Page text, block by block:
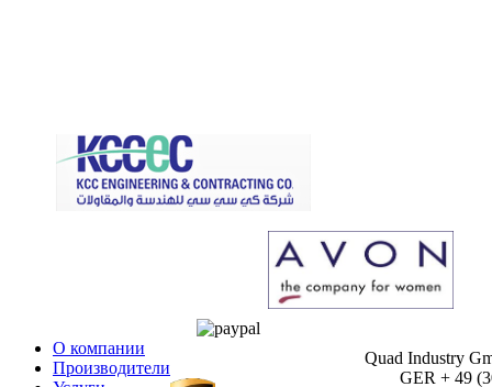
О компании
Производители
Quad Industry
GER + 49